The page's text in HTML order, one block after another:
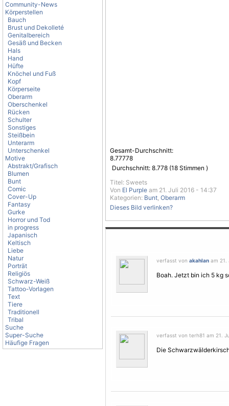
Community-News
Körperstellen
Bauch
Brust und Dekolleté
Genitalbereich
Gesäß und Becken
Hals
Hand
Hüfte
Knöchel und Fuß
Kopf
Körperseite
Oberarm
Oberschenkel
Rücken
Schulter
Sonstiges
Steißbein
Unterarm
Unterschenkel
Motive
Abstrakt/Grafisch
Blumen
Bunt
Comic
Cover-Up
Fantasy
Gurke
Horror und Tod
in progress
Japanisch
Keltisch
Liebe
Natur
Porträt
Religiös
Schwarz-Weiß
Tattoo-Vorlagen
Text
Tiere
Traditionell
Tribal
Suche
Super-Suche
Häufige Fragen
Gesamt-Durchschnitt:
8.77778
Durchschnitt: 8.778 (18 Stimmen )
Titel: Sweets
Von El Purple am 21. Juli 2016 - 14:37
Kategorien: Bunt, Oberarm
Dieses Bild verlinken?
verfasst von akahlan am 21.
Boah. Jetzt bin ich 5 kg
verfasst von terh81 am 21.
Die